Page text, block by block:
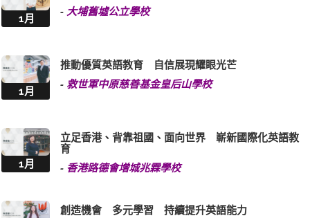
1月
- 大埔舊墟公立學校
1月
推動優質英語教育 自信展現耀眼光芒
- 救世軍中原慈善基金皇后山學校
1月
立足香港、背靠祖國、面向世界 嶄新國際化英語教
育
- 香港路德會增城兆霖學校
創造機會 多元學習 持續提升英語能力